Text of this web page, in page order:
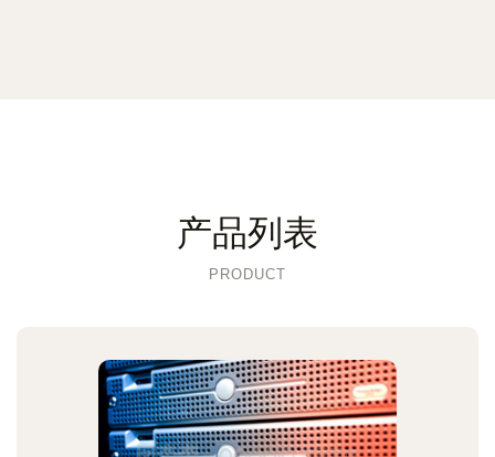
产品列表
PRODUCT